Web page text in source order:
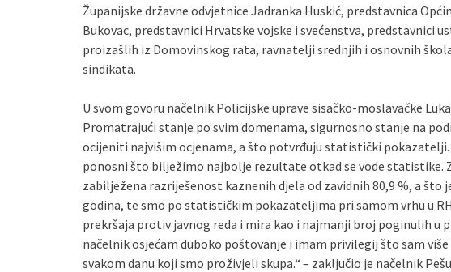
Županijske državne odvjetnice Jadranka Huskić, predstavnica
Bukovac, predstavnici Hrvatske vojske i svećenstva, predstavnici
proizašlih iz Domovinskog rata, ravnatelji srednjih i osnovnih
sindikata.
U svom govoru načelnik Policijske uprave sisačko-moslavačke
Promatrajući stanje po svim domenama, sigurnosno stanje na
ocijeniti najvišim ocjenama, a što potvrđuju statistički
ponosni što bilježimo najbolje rezultate otkad se vode statistike.
zabilježena razriješenost kaznenih djela od zavidnih 80,9 %, a što
godina, te smo po statističkim pokazateljima pri samom vrhu u
prekršaja protiv javnog reda i mira kao i najmanji broj poginulih u
načelnik osjećam duboko poštovanje i imam privilegij što sam više
svakom danu koji smo proživjeli skupa.“ – zaključio je načelnik